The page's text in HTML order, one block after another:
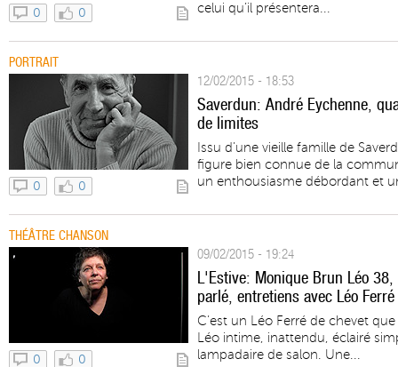
0 0
celui qu’il présentera...
PORTRAIT
0 0
12/02/2015 - 18:53
Saverdun: André Eychenne,
de limites
Issu d’une vieille famille de
figure bien connue de la
un enthousiasme débordant et
THÉÂTRE CHANSON
0 0
09/02/2015 - 19:24
L'Estive: Monique Brun Léo
parlé, entretiens avec Léo
C’est un Léo Ferré de chevet
Léo intime, inattendu, éclairé
lampadaire de salon. Une...